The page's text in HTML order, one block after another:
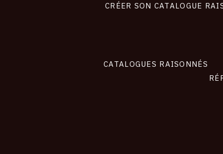
CRÉER SON CATALOGUE
CATALOGUES RAISONNÉS